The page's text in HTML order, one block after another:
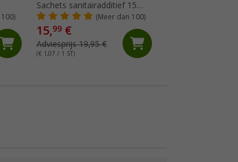
Sachets sanitairadditief 15
tabs
(Meer dan 100)
15,99 €
Adviesprijs 19,95 €
(€ 1,07 / 1 ST)